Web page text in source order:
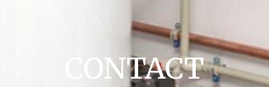
CONTACT